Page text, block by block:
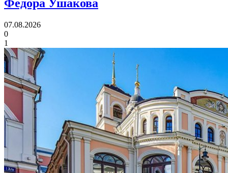
Федора Ушакова
07.08.2026
0
1